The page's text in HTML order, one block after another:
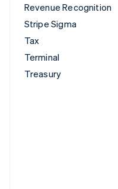
Revenue Recognition
Stripe Sigma
Tax
Terminal
Treasury